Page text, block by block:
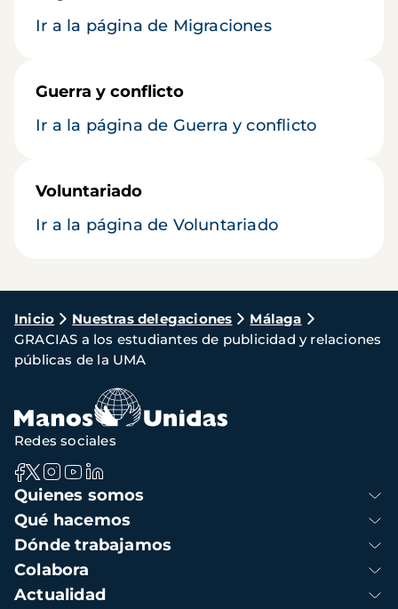
Ir a la página de Migraciones
Guerra y conflicto
Ir a la página de Guerra y conflicto
Voluntariado
Ir a la página de Voluntariado
Ruta
de
navegación
Inicio Nuestras delegaciones
Málaga
GRACIAS a los estudiantes de publicidad y relaciones
públicas de la UMA
Navegación
principal
Quienes somos
Qué hacemos
Dónde trabajamos
Colabora
Actualidad
Redes sociales